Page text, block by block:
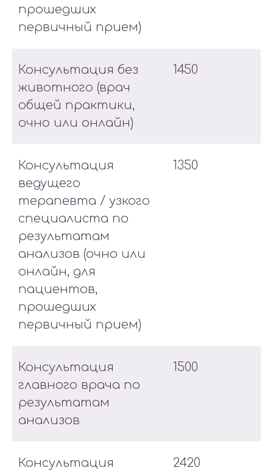
прошедших
первичный прием)
Консультация без
животного (врач
общей практики,
очно или онлайн)
1450
Консультация
ведущего
терапевта / узкого
специалиста по
результатам
анализов (очно или
онлайн, для
пациентов,
прошедших
первичный прием)
1350
Консультация
главного врача по
результатам
анализов
1500
Консультация
2420